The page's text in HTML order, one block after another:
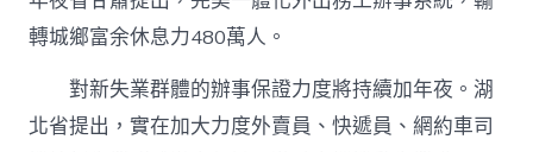
院
訊
號？〉
中
轉城鄉富余休息力480萬人。
對新失業群體的辦事保證力度將持續加年夜。湖
北省提出，實在加大力度外賣員、快遞員、網約車司